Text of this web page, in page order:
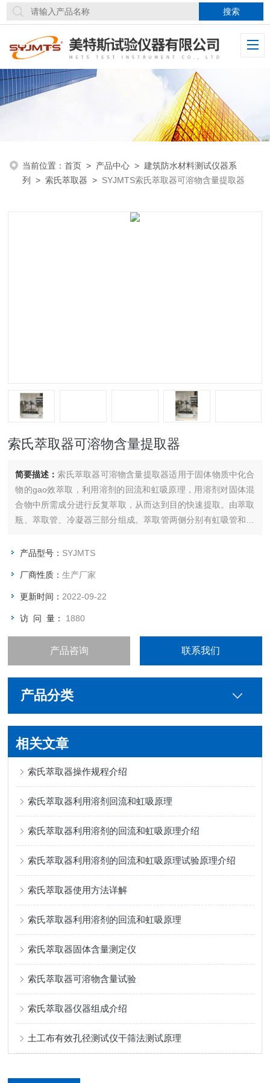
当前位置：首页 > 产品中心 >建筑防水材料测试仪器系
列
>索氏萃取器 > SYJMTS索氏萃取器可溶物含量提取器
索氏萃取器可溶物含量提取器
简要描述：索氏萃取器可溶物含量提取器适用于固体物质中化合
物的gao效萃取，利用溶剂的回流和虹吸原理，用溶剂对固体混
合物中所需成分进行反复萃取，从而达到目的快速提取。由萃取
瓶、萃取管、冷凝器三部分组成。萃取管两侧分别有虹吸管和连
纯的溶剂所萃取，所以萃取效率较高。
产品型号： SYJMTS
厂商性质：生产厂家
更新时间： 2022-09-22
访 问 量： 1880
产品咨询 联系我们
产品分类
相关文章
索氏萃取器操作规程介绍
索氏萃取器利用溶剂回流和虹吸原理
索氏萃取器利用溶剂的回流和虹吸原理介绍
索氏萃取器利用溶剂的回流和虹吸原理试验原理介绍
索氏萃取器使用方法详解
索氏萃取器利用溶剂的回流和虹吸原理
索氏萃取器固体含量测定仪
索氏萃取器可溶物含量试验
索氏萃取器仪器组成介绍
土工布有效孔径测试仪干筛法测试原理